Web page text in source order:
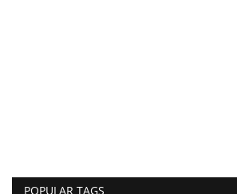
POPULAR TAGS